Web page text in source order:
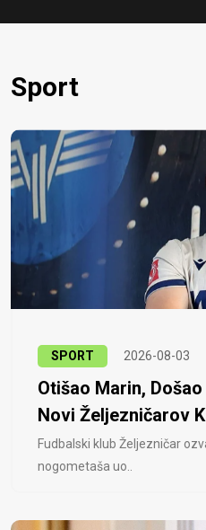
Sport
SPORT 2026-08-03
Otišao Marin,
Novi Željezničarov
Fudbalski klub Željezničar
nogometaša uo..